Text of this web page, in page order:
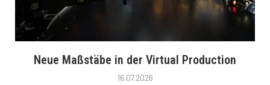
Neue Maßstäbe in der Virtual Production
16.07.2026